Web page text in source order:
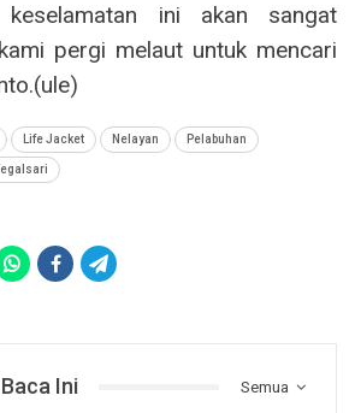
keselamatan ini akan sangat
pergi melaut untuk mencari
Life Jacket Nelayan Pelabuhan
Semua
Ini